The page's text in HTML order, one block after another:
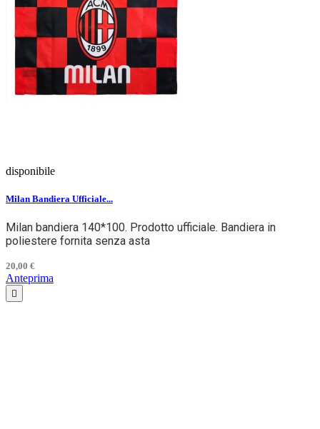
disponibile
Milan Bandiera Ufficiale...
Milan bandiera 140*100. Prodotto ufficiale. Bandiera in
poliestere fornita senza asta
20,00 €
Anteprima
